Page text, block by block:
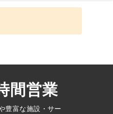
間営業
豊富な施設・サー